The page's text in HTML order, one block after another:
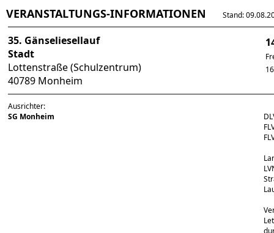
VERANSTALTUNGS-INFORMATIONEN Stand:
35. Gänseliesellauf
Stadt
Lottenstraße (Schulzentrum)
40789 Monheim
Ausrichter:
SG Monheim